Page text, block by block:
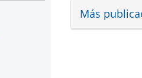
Más